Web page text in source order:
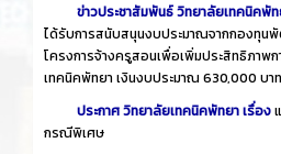
ข่าวประชาสัมพันธ์ วิทยาลัยเทคนิคพัท
ได้รับการสนับสนุนงบประมาณจากกองทุน
โครงการจ้างครูสอนเพื่อเพิ่มประสิทธิภาพ
เทคนิคพัทยา เงินงบประมาณ 630,000 บ
ประกาศ วิทยาลัยเทคนิคพัทยา เรื่อง
กรณีพิเศษ